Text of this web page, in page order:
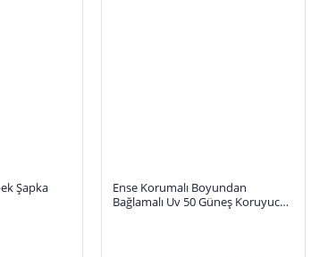
Şapka
Ense Korumalı Boyundan
Bağlamalı Uv 50 Güneş Koruyucu